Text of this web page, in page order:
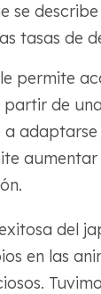
se
tasas de
permite
de
aumentar
del
en las